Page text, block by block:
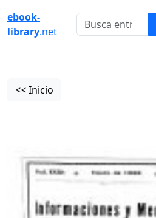
ebook-
library.net
<< Inicio